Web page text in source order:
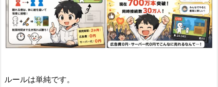
プ
ル
2.
面
ゲ
ルールは単純です。